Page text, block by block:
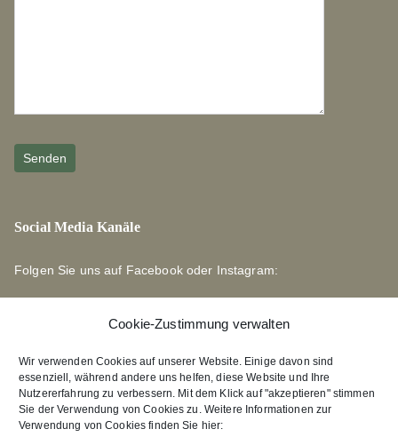
Cookie-Zustimmung verwalten
Wir verwenden Cookies auf unserer Website. Einige davon sind
essenziell, während andere uns helfen, diese Website und Ihre
Nutzererfahrung zu verbessern. Mit dem Klick auf "akzeptieren" stimmen
Sie der Verwendung von Cookies zu. Weitere Informationen zur
Verwendung von Cookies finden Sie hier:
Social Media Kanäle
Folgen Sie uns auf Facebook oder Instagram:
Links zu unseren Partnerverlagen
Edition Bärenklau